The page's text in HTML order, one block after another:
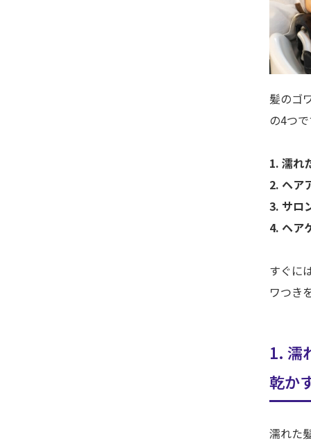
髪のゴ
の4つ
1. 濡れ
2. ヘア
3. サロ
4. ヘア
すぐに
ワつき
1. 濡
乾か
濡れた